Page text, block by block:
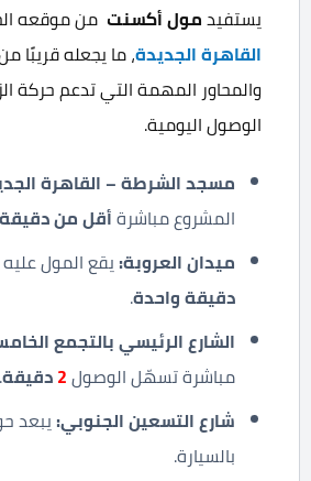
يستفيدمول أكسنت من موقعه
القاهرة الجديدة، ما يجعله قريبًا
والمحاور المهمة التي تدعم حركة
الوصول اليومية.
مسجد الشرطة – القاهرة
المشروع مباشرةأقل من دقيقة
ميدان العروبة: يقع المول
دقيقة واحدة.
الشارع الرئيسي بالتجمع
مباشرة تسهّل الوصول2دقيقة.
شارع التسعين الجنوبي:يبعد
بالسيارة.